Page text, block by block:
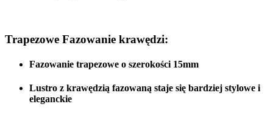
Trapezowe Fazowanie krawędzi:
Fazowanie trapezowe o szerokości 15mm
Lustro z krawędzią fazowaną staje się bardziej stylowe i
eleganckie